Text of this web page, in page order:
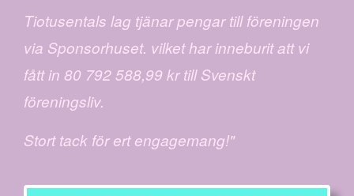
Tiotusentals lag tjänar pengar till föreningen
via Sponsorhuset. vilket har inneburit att vi
fått in 80 792 588,99 kr till Svenskt
föreningsliv.
Stort tack för ert engagemang!"